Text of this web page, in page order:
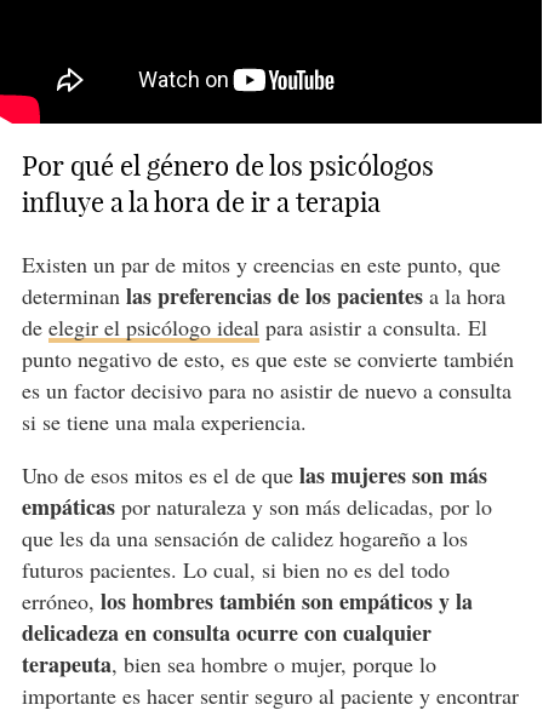
Por qué el género de los psicólogos
influye a la hora de ir a terapia
Existen un par de mitos y creencias en este punto, que
determinan las preferencias de los pacientesa la hora
de elegir el psicólogo idealpara asistir a consulta. El
punto negativo de esto, es que este se convierte también
es un factor decisivo para no asistir de nuevo a consulta
si se tiene una mala experiencia.
Uno de esos mitos es el de que las mujeres son más
empáticaspor naturaleza y son más delicadas, por lo
que les da una sensación de calidez hogareño a los
futuros pacientes. Lo cual, si bien no es del todo
erróneo, los hombres también son empáticos y la
delicadeza en consulta ocurre con cualquier
terapeuta, bien sea hombre o mujer, porque lo
importante es hacer sentir seguro al paciente y encontrar